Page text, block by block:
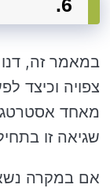
6.
במאמר זה,
צפויה וכיצד
מאחד
שגיאה זו
אם במקרה